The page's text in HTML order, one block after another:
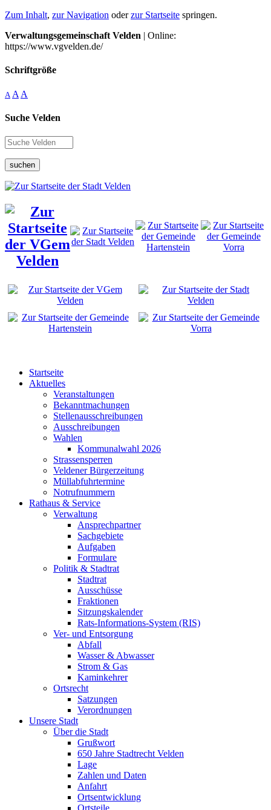
Zum Inhalt, zur Navigation oderzur Startseite springen.
Verwaltungsgemeinschaft Velden | Online:
https://www.vgvelden.de/
Schriftgröße
A A A
Suche Velden
suchen
Startseite
Aktuelles
Veranstaltungen
Bekanntmachungen
Stellenausschreibungen
Ausschreibungen
Wahlen
Kommunalwahl 2026
Strassensperren
Veldener Bürgerzeitung
Müllabfuhrtermine
Notrufnummern
Rathaus & Service
Verwaltung
Ansprechpartner
Sachgebiete
Aufgaben
Formulare
Politik & Stadtrat
Stadtrat
Ausschüsse
Fraktionen
Sitzungskalender
Rats-Informations-System (RIS)
Ver- und Entsorgung
Abfall
Wasser & Abwasser
Strom & Gas
Kaminkehrer
Ortsrecht
Satzungen
Verordnungen
Unsere Stadt
Über die Stadt
Grußwort
650 Jahre Stadtrecht Velden
Lage
Zahlen und Daten
Anfahrt
Ortsentwicklung
Ortsteile